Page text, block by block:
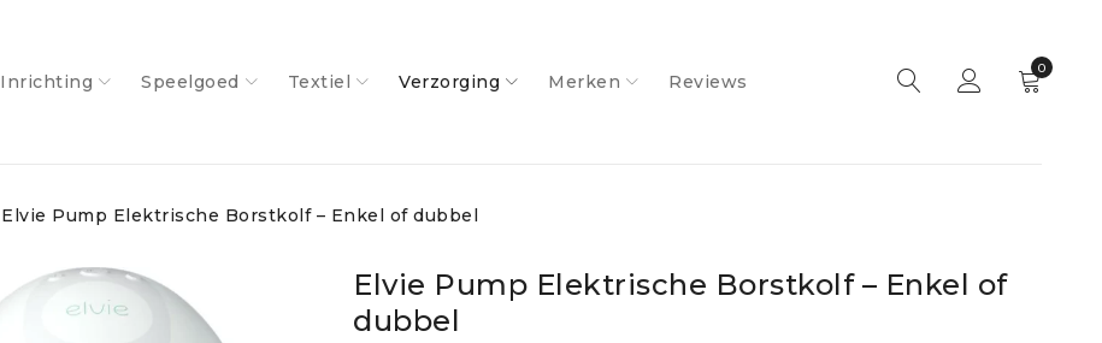
Inrichting Speelgoed Textiel Verzorging Merken Reviews
0
Elvie Pump Elektrische Borstkolf – Enkel of dubbel
Elvie Pump Elektrische Borstkolf – Enkel of
dubbel